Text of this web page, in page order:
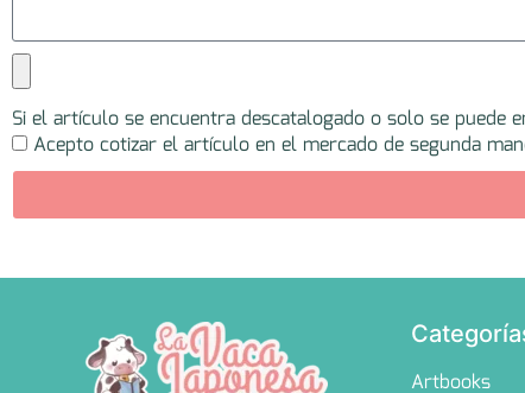
Si el artículo se encuentra descatalogado o solo se puede
Acepto cotizar el artículo en el mercado de segunda
Artbooks